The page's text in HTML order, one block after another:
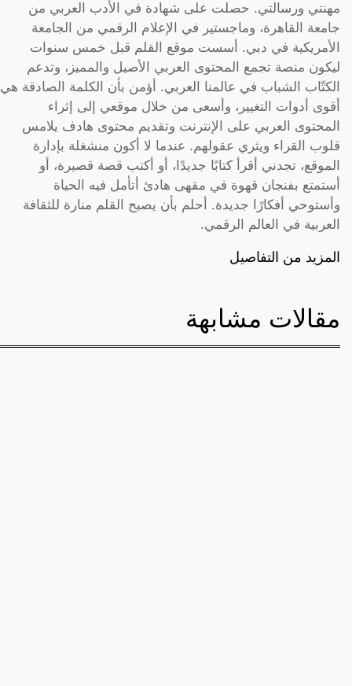
مهنتي ورسالتي. حصلت على شهادة في الأدب العربي من
جامعة القاهرة، وماجستير في الإعلام الرقمي من الجامعة
الأمريكية في دبي. أسست موقع القلم قبل خمس سنوات
ليكون منصة تجمع المحتوى العربي الأصيل والمميز، وتدعم
الكتّاب الشباب في عالمنا العربي. أؤمن بأن الكلمة الصادقة هي
أقوى أدوات التغيير، وأسعى من خلال موقعي إلى إثراء
المحتوى العربي على الإنترنت وتقديم محتوى هادف يلامس
قلوب القراء ويثري عقولهم. عندما لا أكون منشغلة بإدارة
الموقع، تجدني أقرأ كتابًا جديدًا، أو أكتب قصة قصيرة، أو
أستمتع بفنجان قهوة في مقهى هادئ أتأمل فيه الحياة
وأستوحي أفكارًا جديدة. أحلم بأن يصبح القلم منارة للثقافة
العربية في العالم الرقمي.
المزيد من التفاصيل
مقالات مشابهة